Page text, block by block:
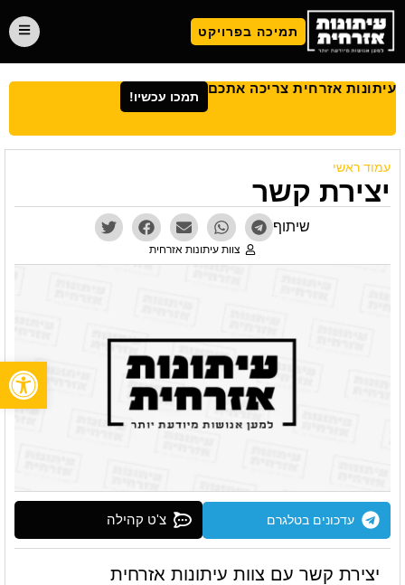
תמיכה בפרויקט
עיתונות אזרחית צריכה אתכם
תמכו עכשיו!
עמוד ראשי
יצירת קשר
צוות עיתונות אזרחית
שיתוף
עדכונים בטלגרם צ'ט קהילה
יצירת קשר עם צוות עיתונות אזרחית